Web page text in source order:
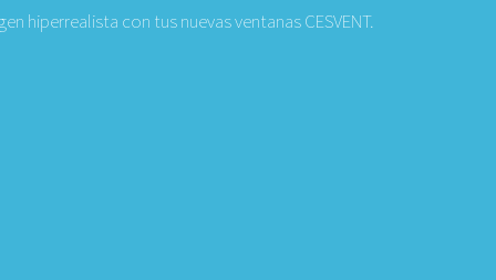
hiperrealista con tus nuevas ventanas CESVENT.